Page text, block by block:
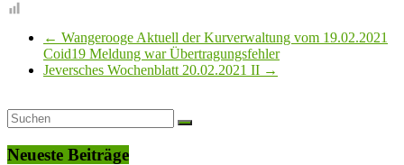
← Wangerooge Aktuell der Kurverwaltung vom 19.02.2021
Coid19 Meldung war Übertragungsfehler
Jeversches Wochenblatt 20.02.2021 II →
Neueste Beiträge